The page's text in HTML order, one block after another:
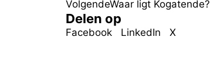
VolgendeWaar ligt Kogatende?
Delen op
Facebook LinkedIn X